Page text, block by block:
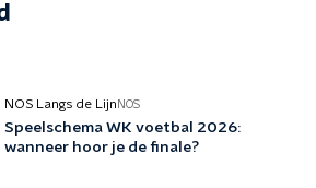
NOS Langs de Lijn NOS
Speelschema WK voetbal 2026:
wanneer hoor je de finale?